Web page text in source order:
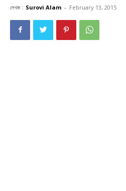
লেখক : Surovi Alam - February 13, 2015